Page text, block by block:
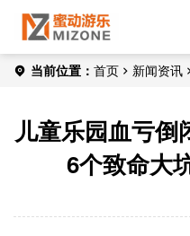
当前位置： 首页 新闻资讯
儿童乐园血亏倒
6个致命大